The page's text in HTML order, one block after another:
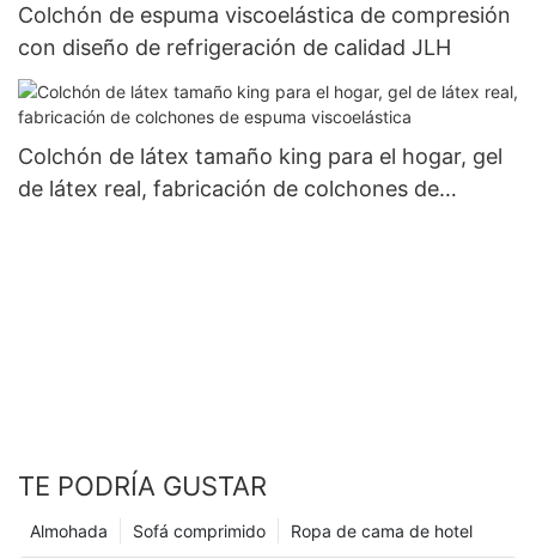
Colchón de espuma viscoelástica de compresión
con diseño de refrigeración de calidad JLH
Colchón de látex tamaño king para el hogar, gel
de látex real, fabricación de colchones de
TE PODRÍA GUSTAR
Ropa de cama de hotel
Sofá comprimido
Almohada